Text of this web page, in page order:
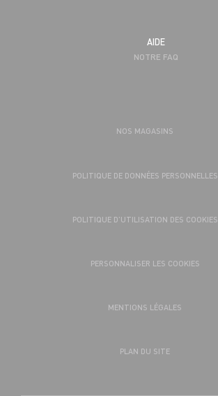
AIDE
NOTRE FAQ
NOS MAGASINS
POLITIQUE DE DONNÉES PERSONNELLES
POLITIQUE D’UTILISATION DES COOKIES
PERSONNALISER LES COOKIES
MENTIONS LÉGALES
PLAN DU SITE